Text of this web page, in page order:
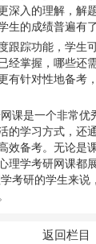
深入的理解，解
生的成绩普遍有
跟踪功能，学生
经掌握，哪些还
有针对性地备考
课是一个非常优
的学习方式，还
效备考。无论是
理学考研网课都
考研的学生来说
返回栏目